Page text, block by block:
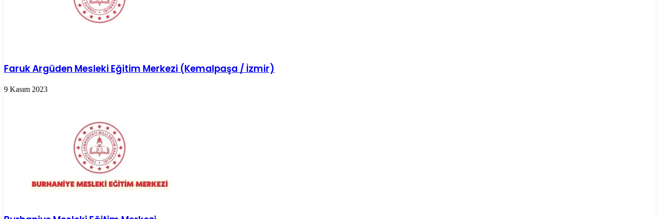
Faruk Argüden Mesleki Eğitim Merkezi (Kemalpaşa / İzmir)
9 Kasım 2023